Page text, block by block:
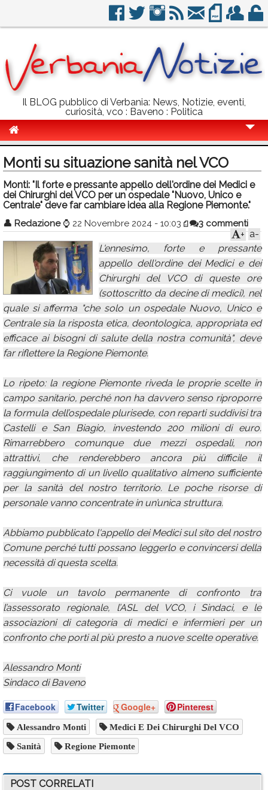
Il BLOG pubblico di Verbania: News, Notizie, eventi,
curiosità, vco : Baveno : Politica
Politica
Sport
Eventi
Info Utili
Rubriche
Calendario
Annunci
Monti su situazione sanità nel VCO
Monti: "Il forte e pressante appello dell'ordine dei Medici e
dei Chirurghi del VCO per un ospedale "Nuovo, Unico e
Centrale" deve far cambiare idea alla Regione Piemonte."
👤 Redazione ⌚ 22 Novembre 2024 - 10:03 3 commenti
a-
+
L'ennesimo, forte e pressante
appello dell'ordine dei Medici e dei
Chirurghi del VCO di queste ore
(sottoscritto da decine di medici), nel
quale si afferma "che solo un ospedale Nuovo, Unico e
Centrale sia la risposta etica, deontologica, appropriata ed
efficace ai bisogni di salute della nostra comunità", deve
far riflettere la Regione Piemonte.
Lo ripeto: la regione Piemonte riveda le proprie scelte in
campo sanitario, perché non ha davvero senso riproporre
la formula dell’ospedale plurisede, con reparti suddivisi tra
Castelli e San Biagio, investendo 200 milioni di euro.
Rimarrebbero comunque due mezzi ospedali, non
attrattivi, che renderebbero ancora più difficile il
raggiungimento di un livello qualitativo almeno sufficiente
per la sanità del nostro territorio. Le poche risorse di
personale vanno concentrate in un’unica struttura.
Abbiamo pubblicato l'appello dei Medici sul sito del nostro
Comune perché tutti possano leggerlo e convincersi della
necessità di questa scelta.
Ci vuole un tavolo permanente di confronto tra
l’assessorato regionale, l’ASL del VCO, i Sindaci, e le
associazioni di categoria di medici e infermieri per un
confronto che porti al più presto a nuove scelte operative.
Alessandro Monti
Sindaco di Baveno
Facebook Twitter Google+ Pinterest
Alessandro Monti Medici E Dei Chirurghi Del VCO
Sanità Regione Piemonte
POST CORRELATI